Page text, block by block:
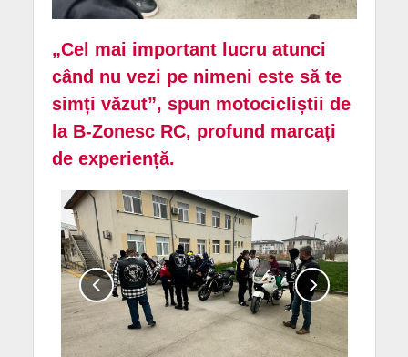
„Cel mai important lucru atunci
când nu vezi pe nimeni este să te
simți văzut”, spun motocicliștii de
la B-Zonesc RC, profund marcați
de experiență.